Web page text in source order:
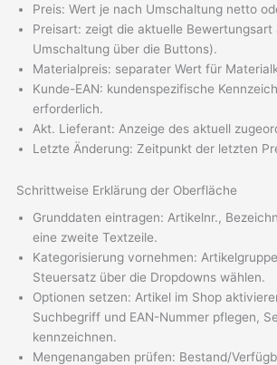
Preis: Wert je nach Umschaltung netto
Preisart: zeigt die aktuelle
Umschaltung über die Buttons).
Materialpreis: separater Wert für
Kunde-EAN: kundenspezifische
erforderlich.
Akt. Lieferant: Anzeige des aktuell
Letzte Änderung: Zeitpunkt der letzten
Schrittweise Erklärung der Oberfläche
Grunddaten eintragen: Artikelnr.,
eine zweite Textzeile.
Kategorisierung vornehmen:
Steuersatz über die Dropdowns wählen.
Optionen setzen: Artikel im Shop
Suchbegriff und EAN-Nummer pflegen,
kennzeichnen.
Mengenangaben prüfen: Bestand/